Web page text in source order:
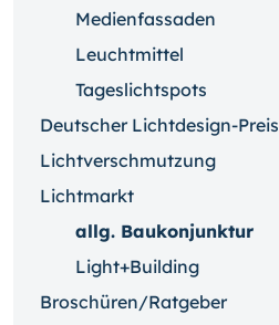
Medienfassaden
Leuchtmittel
Tageslichtspots
Deutscher Lichtdesign-Preis
Lichtverschmutzung
Lichtmarkt
allg. Baukonjunktur
Light+Building
Broschüren/Ratgeber